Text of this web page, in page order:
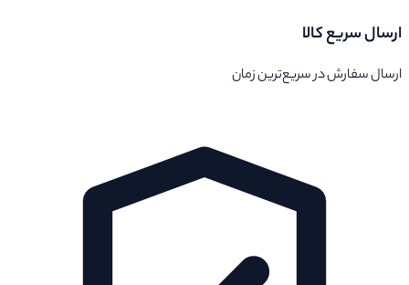
ارسال سریع کالا
ارسال سفارش در سریع‌ترین زمان